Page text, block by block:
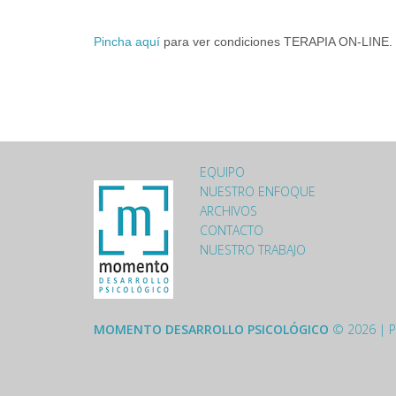
Pincha aquí para ver condiciones TERAPIA ON-LINE.
LOGO-MOMENTO-FOOTER.PNG
EQUIPO
NUESTRO ENFOQUE
ARCHIVOS
CONTACTO
NUESTRO TRABAJO
MOMENTO DESARROLLO PSICOLÓGICO © 2026 |